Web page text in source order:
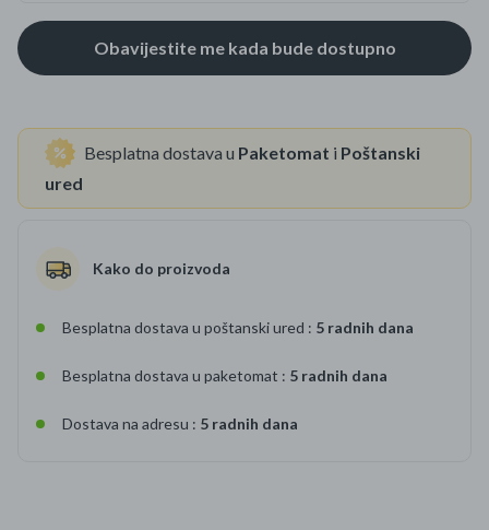
Besplatna dostava u Paketomat i Poštanski
ured
Kako do proizvoda
Besplatna dostava u poštanski ured : 5 radnih dana
Besplatna dostava u paketomat : 5 radnih dana
Dostava na adresu : 5 radnih dana